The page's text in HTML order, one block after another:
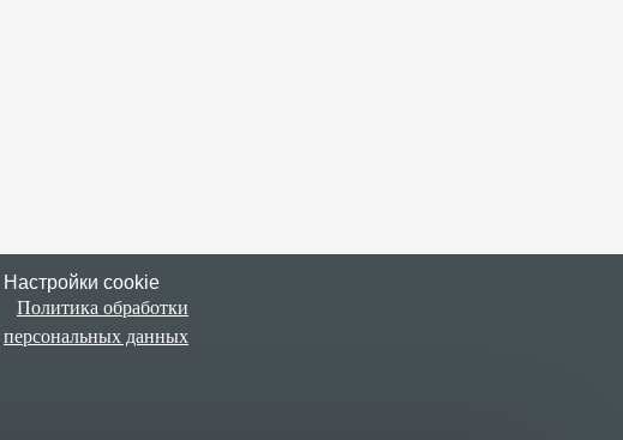
Настройки cookie
Политика обработки
персональных данных